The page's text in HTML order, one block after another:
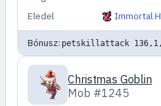
Eledel
Immortal
Bónusz: petskillattack
Christmas Goblin
Mob #1245